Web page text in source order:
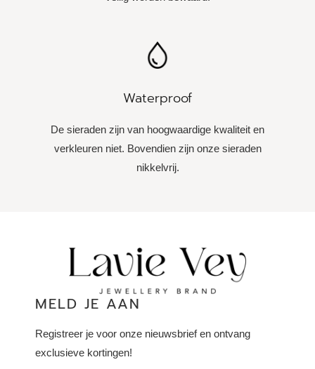
Waterproof
De sieraden zijn van hoogwaardige kwaliteit en
verkleuren niet. Bovendien zijn onze sieraden
nikkelvrij.
MELD JE AAN
Registreer je voor onze nieuwsbrief en ontvang
exclusieve kortingen!